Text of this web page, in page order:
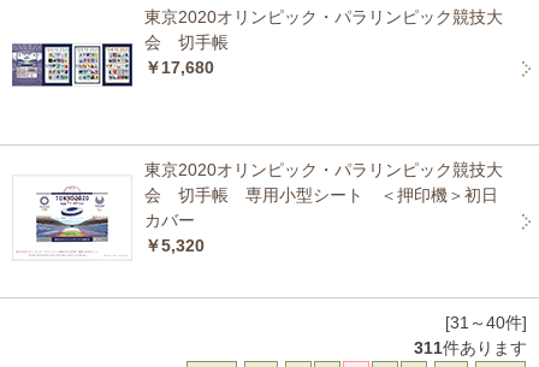
東京2020オリンピック・パラリンピック競技大
会 切手帳
￥17,680
東京2020オリンピック・パラリンピック競技大
会 切手帳 専用小型シート ＜押印機＞初日
カバー
￥5,320
[31～40件]
311件あります